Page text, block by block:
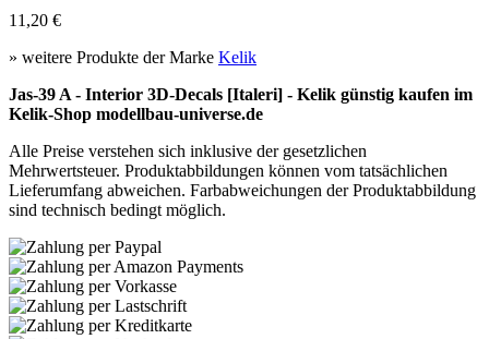
11,20 €
» weitere Produkte der Marke Kelik
Jas-39 A - Interior 3D-Decals [Italeri] - Kelik günstig kaufen im
Kelik-Shop modellbau-universe.de
Alle Preise verstehen sich inklusive der gesetzlichen
Mehrwertsteuer. Produktabbildungen können vom tatsächlichen
Lieferumfang abweichen. Farbabweichungen der Produktabbildung
sind technisch bedingt möglich.